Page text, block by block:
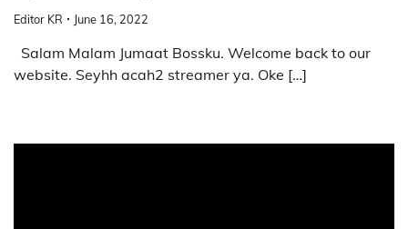
Editor KR June 16, 2022
Salam Malam Jumaat Bossku. Welcome back to our
website. Seyhh acah2 streamer ya. Oke […]